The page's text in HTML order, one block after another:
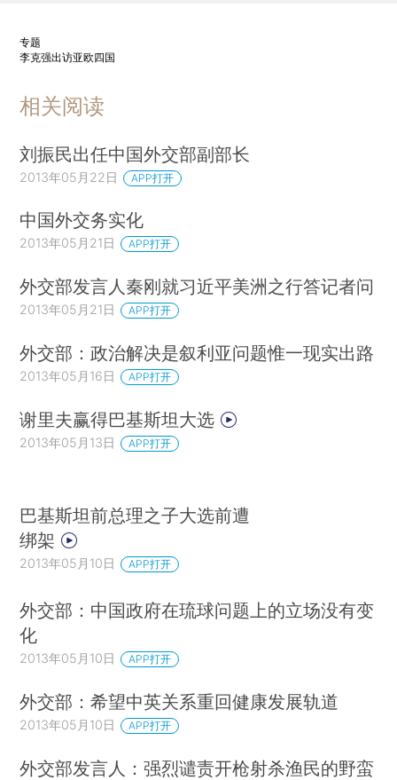
专题
李克强出访亚欧四国
相关阅读
刘振民出任中国外交部副部长
2013年05月22日 APP打开
中国外交务实化
2013年05月21日 APP打开
外交部发言人秦刚就习近平美洲之行答记者问
2013年05月21日 APP打开
外交部：政治解决是叙利亚问题惟一现实出路
2013年05月16日 APP打开
谢里夫赢得巴基斯坦大选
2013年05月13日 APP打开
巴基斯坦前总理之子大选前遭
绑架
2013年05月10日 APP打开
外交部：中国政府在琉球问题上的立场没有变
化
2013年05月10日 APP打开
外交部：希望中英关系重回健康发展轨道
2013年05月10日 APP打开
外交部发言人：强烈谴责开枪射杀渔民的野蛮